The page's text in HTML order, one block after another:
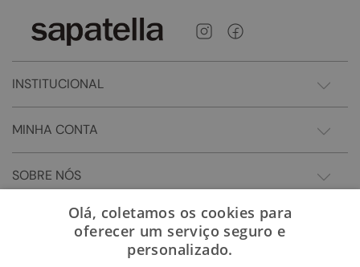
INSTITUCIONAL
MINHA CONTA
SOBRE NÓS
Olá, coletamos os cookies para
oferecer um serviço seguro e
personalizado.